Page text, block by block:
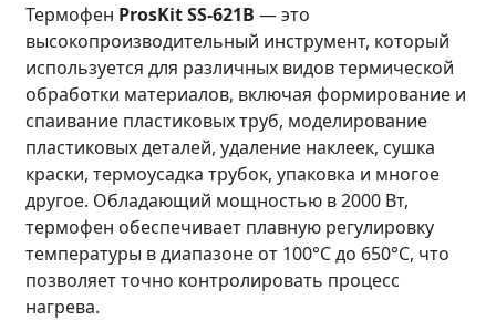
Термофен ProsKit SS-621B — это
высокопроизводительный инструмент, который
используется для различных видов термической
обработки материалов, включая формирование и
спаивание пластиковых труб, моделирование
пластиковых деталей, удаление наклеек, сушка
краски, термоусадка трубок, упаковка и многое
другое. Обладающий мощностью в 2000 Вт,
термофен обеспечивает плавную регулировку
температуры в диапазоне от 100°C до 650°C, что
позволяет точно контролировать процесс
нагрева.